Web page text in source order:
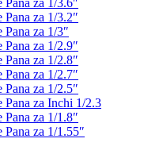
Pana za 1/3.6″
Pana za 1/3.2″
Pana za 1/3″
Pana za 1/2.9″
Pana za 1/2.8″
Pana za 1/2.7″
Pana za 1/2.5″
Pana za Inchi 1/2.3
Pana za 1/1.8″
Pana za 1/1.55″